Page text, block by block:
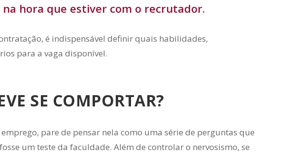
hora que estiver com o recrutador.
é indispensável definir quais habilidades,
para a vaga disponível.
SE COMPORTAR?
pare de pensar nela como uma série de perguntas que
um teste da faculdade. Além de controlar o nervosismo, se